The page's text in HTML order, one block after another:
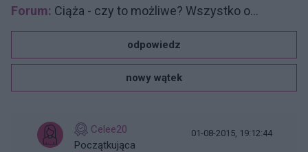
Forum: Ciąża - czy to możliwe? Wszystko o...
odpowiedz
nowy wątek
Celee20
Początkująca
01-08-2015, 19:12:44